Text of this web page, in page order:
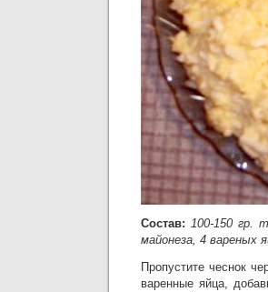
Состав: 100-150 гр.
майонеза, 4 вареных
Пропустите чеснок
варенные яйца,